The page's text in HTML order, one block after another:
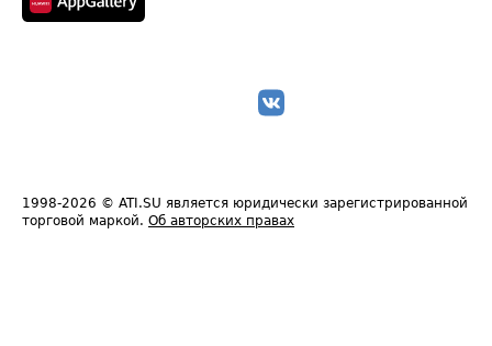
1998-2026 © ATI.SU является юридически зарегистрированной
торговой маркой. Об авторских правах